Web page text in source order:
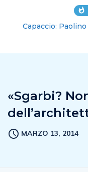
Capaccio:
«Sgarbi?
MARZO 13, 2014